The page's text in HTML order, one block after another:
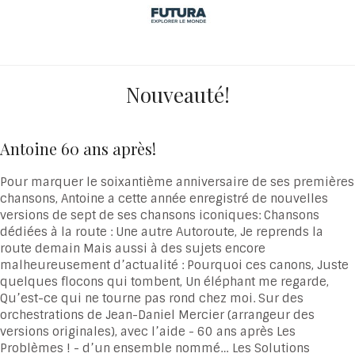
Nouveauté!
Antoine 60 ans après!
Pour marquer le soixantième anniversaire de ses premières
chansons, Antoine a cette année enregistré de nouvelles
versions de sept de ses chansons iconiques: Chansons
dédiées à la route : Une autre Autoroute, Je reprends la
route demain Mais aussi à des sujets encore
malheureusement d’actualité : Pourquoi ces canons, Juste
quelques flocons qui tombent, Un éléphant me regarde,
Qu’est-ce qui ne tourne pas rond chez moi. Sur des
orchestrations de Jean-Daniel Mercier (arrangeur des
versions originales), avec l’aide - 60 ans après Les
Problèmes ! - d’un ensemble nommé… Les Solutions